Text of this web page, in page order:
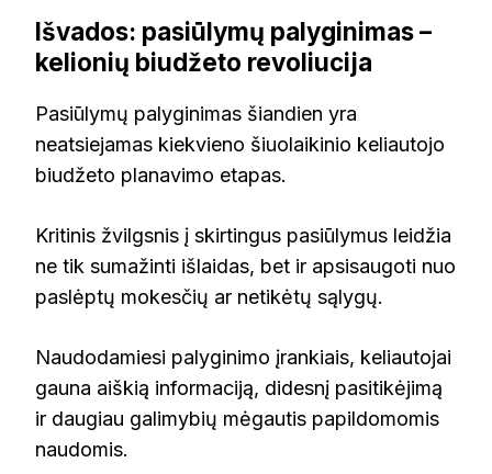
Išvados: pasiūlymų palyginimas –
kelionių biudžeto revoliucija
Pasiūlymų palyginimas šiandien yra
neatsiejamas kiekvieno šiuolaikinio keliautojo
biudžeto planavimo etapas.
Kritinis žvilgsnis į skirtingus pasiūlymus leidžia
ne tik sumažinti išlaidas, bet ir apsisaugoti nuo
paslėptų mokesčių ar netikėtų sąlygų.
Naudodamiesi palyginimo įrankiais, keliautojai
gauna aiškią informaciją, didesnį pasitikėjimą
ir daugiau galimybių mėgautis papildomomis
naudomis.